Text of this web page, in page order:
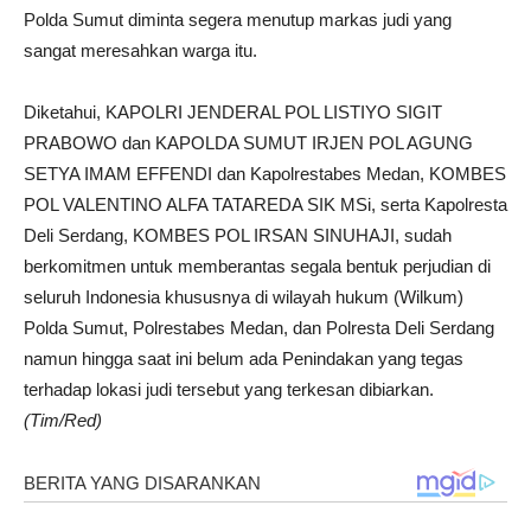
Polda Sumut diminta segera menutup markas judi yang
sangat meresahkan warga itu.
Diketahui, KAPOLRI JENDERAL POL LISTIYO SIGIT
PRABOWO dan KAPOLDA SUMUT IRJEN POL AGUNG
SETYA IMAM EFFENDI dan Kapolrestabes Medan, KOMBES
POL VALENTINO ALFA TATAREDA SIK MSi, serta Kapolresta
Deli Serdang, KOMBES POL IRSAN SINUHAJI, sudah
berkomitmen untuk memberantas segala bentuk perjudian di
seluruh Indonesia khususnya di wilayah hukum (Wilkum)
Polda Sumut, Polrestabes Medan, dan Polresta Deli Serdang
namun hingga saat ini belum ada Penindakan yang tegas
terhadap lokasi judi tersebut yang terkesan dibiarkan.
(Tim/Red)